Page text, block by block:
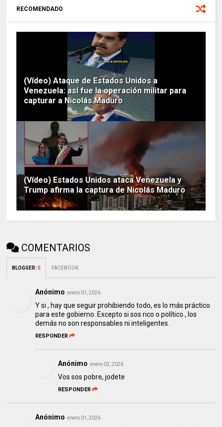
RECOMENDADO
(Vídeo) Ataque de Estados Unidos a
Venezuela: así fue la operación militar para
capturar a Nicolás Maduro
(Vídeo) Estados Unidos ataca Venezuela y
Trump afirma la captura de Nicolás Maduro
COMENTARIOS
BLOGGER:5 FACEBOOK
Anónimo enero 01, 2026
Y si , hay que seguir prohibiendo todo, es lo más práctico
para este gobierno. Excepto si sos rico o político , los
demás no son responsables ni inteligentes.
RESPONDER
Anónimo enero 02, 2026
Vos sos pobre, jodete
RESPONDER
Anónimo enero 01, 2026